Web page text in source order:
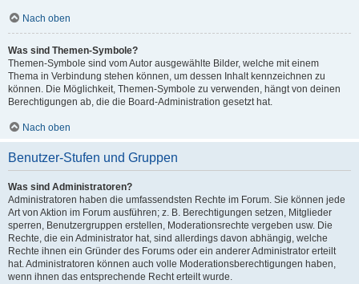
Nach oben
Was sind Themen-Symbole?
Themen-Symbole sind vom Autor ausgewählte Bilder, welche mit einem
Thema in Verbindung stehen können, um dessen Inhalt kennzeichnen zu
können. Die Möglichkeit, Themen-Symbole zu verwenden, hängt von deinen
Berechtigungen ab, die die Board-Administration gesetzt hat.
Nach oben
Benutzer-Stufen und Gruppen
Was sind Administratoren?
Administratoren haben die umfassendsten Rechte im Forum. Sie können jede
Art von Aktion im Forum ausführen; z. B. Berechtigungen setzen, Mitglieder
sperren, Benutzergruppen erstellen, Moderationsrechte vergeben usw. Die
Rechte, die ein Administrator hat, sind allerdings davon abhängig, welche
Rechte ihnen ein Gründer des Forums oder ein anderer Administrator erteilt
hat. Administratoren können auch volle Moderationsberechtigungen haben,
wenn ihnen das entsprechende Recht erteilt wurde.